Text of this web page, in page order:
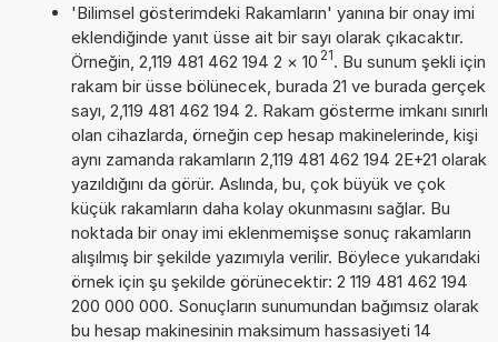
'Bilimsel gösterimdeki Rakamların' yanına bir onay imi
eklendiğinde yanıt üsse ait bir sayı olarak çıkacaktır.
Örneğin, 2,119 481 462 194 2 × 10 21. Bu sunum şekli için
rakam bir üsse bölünecek, burada 21 ve burada gerçek
sayı, 2,119 481 462 194 2. Rakam gösterme imkanı sınırlı
olan cihazlarda, örneğin cep hesap makinelerinde, kişi
aynı zamanda rakamların 2,119 481 462 194 2E+21 olarak
yazıldığını da görür. Aslında, bu, çok büyük ve çok
küçük rakamların daha kolay okunmasını sağlar. Bu
noktada bir onay imi eklenmemişse sonuç rakamların
alışılmış bir şekilde yazımıyla verilir. Böylece yukarıdaki
örnek için şu şekilde görünecektir: 2 119 481 462 194
200 000 000. Sonuçların sunumundan bağımsız olarak
bu hesap makinesinin maksimum hassasiyeti 14